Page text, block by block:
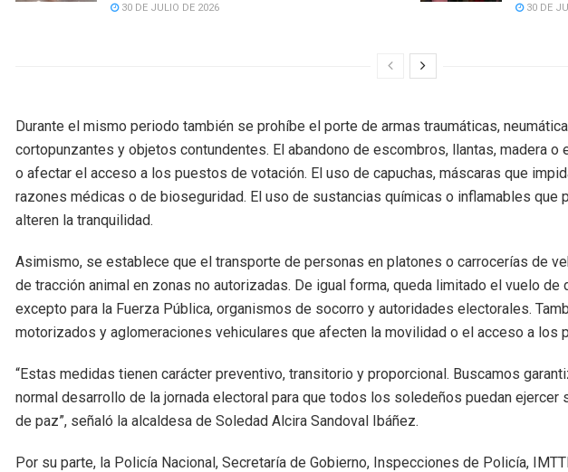
30 DE JULIO DE 2026 30 DE
Durante el mismo periodo también se prohíbe el porte de armas traumáticas,
cortopunzantes y objetos contundentes. El abandono de escombros, llantas, madera
o afectar el acceso a los puestos de votación. El uso de capuchas, máscaras que
razones médicas o de bioseguridad. El uso de sustancias químicas o inflamables que
alteren la tranquilidad.
Asimismo, se establece que el transporte de personas en platones o carrocerías de
de tracción animal en zonas no autorizadas. De igual forma, queda limitado el vuelo de
excepto para la Fuerza Pública, organismos de socorro y autoridades electorales.
motorizados y aglomeraciones vehiculares que afecten la movilidad o el acceso a los
“Estas medidas tienen carácter preventivo, transitorio y proporcional. Buscamos
normal desarrollo de la jornada electoral para que todos los soledeños puedan ejercer
de paz”, señaló la alcaldesa de Soledad Alcira Sandoval Ibáñez.
Por su parte, la Policía Nacional, Secretaría de Gobierno, Inspecciones de Policía,